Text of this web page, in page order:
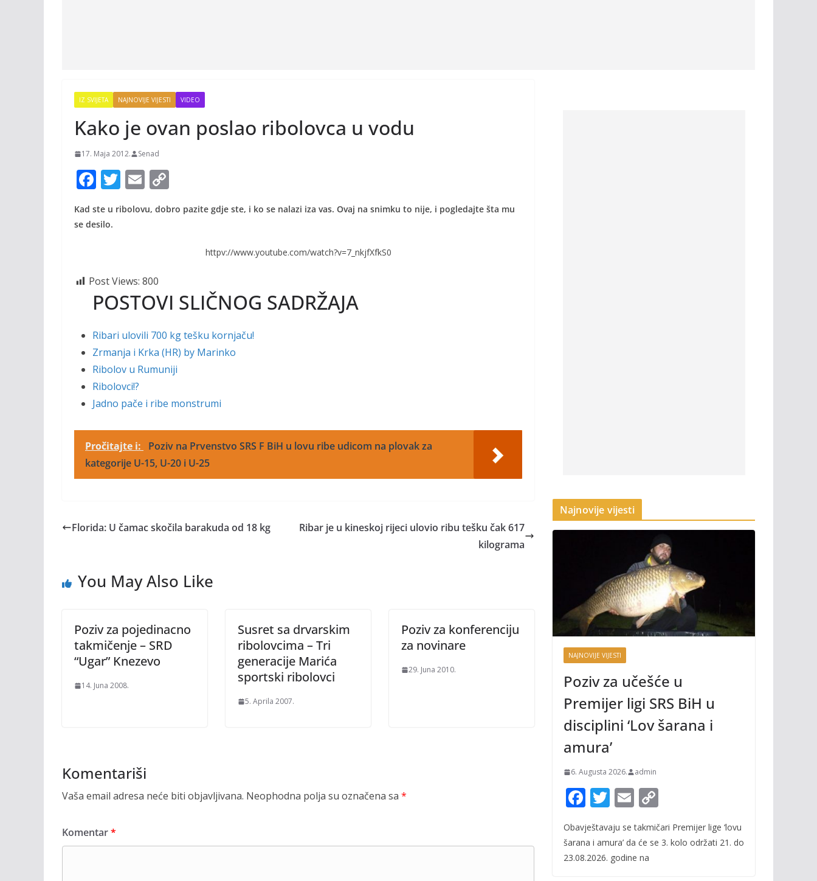
IZ SVIJETA NAJNOVIJE VIJESTI VIDEO
Kako je ovan poslao ribolovca u vodu
17. Maja 2012. Senad
F
e
o
k
T
w
itt
E
m
ai p
k
Kad ste u ribolovu, dobro pazite gdje ste, i ko se nalazi iza vas. Ovaj na snimku to nije, i pogledajte šta mu
se desilo.
httpv://www.youtube.com/watch?v=7_nkjfXfkS0
Post Views: 800
POSTOVI SLIČNOG SADRŽAJA
Ribari ulovili 700 kg tešku kornjaču!
Zrmanja i Krka (HR) by Marinko
Ribolov u Rumuniji
Ribolovci!?
Jadno pače i ribe monstrumi
Pročitajte i:
Poziv na Prvenstvo SRS F BiH u lovu ribe udicom na plovak za
kategorije U-15, U-20 i U-25
Florida: U čamac skočila barakuda od 18 kg
Ribar je u kineskoj rijeci ulovio ribu tešku čak 617
kilograma
You May Also Like
Poziv za pojedinacno
takmičenje – SRD
“Ugar” Knezevo
14. Juna 2008.
Susret sa drvarskim
ribolovcima – Tri
generacije Marića
sportski ribolovci
5. Aprila 2007.
Poziv za konferenciju
za novinare
29. Juna 2010.
Komentariši
Vaša email adresa neće biti objavljivana. Neophodna polja su označena sa *
Komentar*
Najnovije vijesti
NAJNOVIJE VIJESTI
Poziv za učešće u
Premijer ligi SRS BiH u
disciplini ‘Lov šarana i
amura’
6. Augusta 2026. admin
F
ac
e
b
T
itt
er
E
m
ai
l
o
p
Obavještavaju se takmičari Premijer lige ‘lovu
šarana i amura’ da će se 3. kolo održati 21. do
23.08.2026. godine na